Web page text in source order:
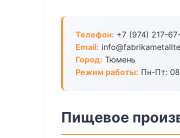
Телефон: +7 (974) 217-
Email:
Город: Тюмень
Режим работы: Пн-Пт:
Пищевое